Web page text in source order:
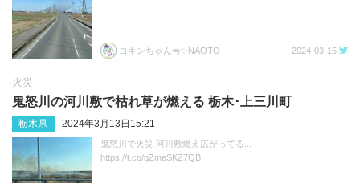
コキンちゃん号✨NAOTO 2024-03-15
火災
鬼怒川の河川敷で枯れ草が燃える 栃木･上三川町
栃木県 2024年3月13日15:21
鬼怒川で火災 河川敷燃え広がってる...
https://t.co/qZmeSKZ7QB